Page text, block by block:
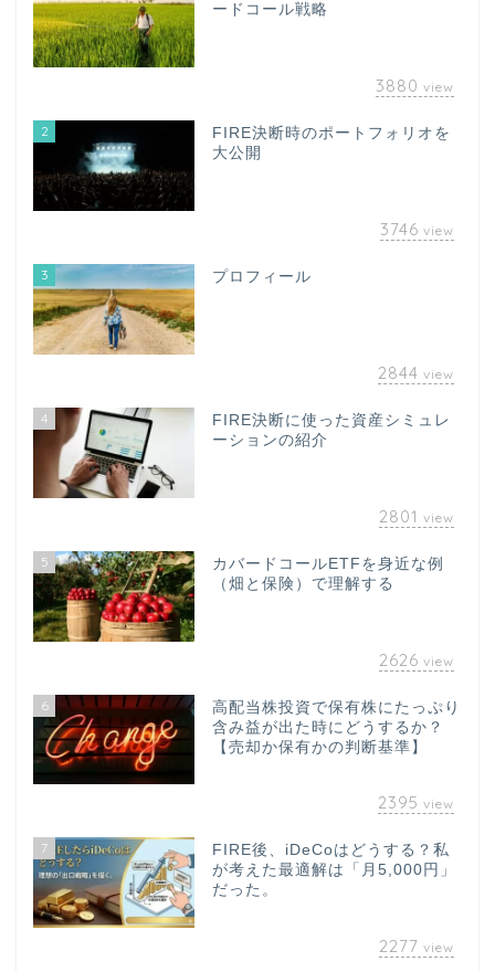
ードコール戦略
3880 view
2
FIRE決断時のポートフォリオを
大公開
3746 view
3 プロフィール
2844 view
4
FIRE決断に使った資産シミュレ
ーションの紹介
2801 view
5
カバードコールETFを身近な例
（畑と保険）で理解する
2626 view
6
高配当株投資で保有株にたっぷり
含み益が出た時にどうするか？
【売却か保有かの判断基準】
2395 view
7
FIRE後、iDeCoはどうする？私
が考えた最適解は「月5,000円」
だった。
2277 view